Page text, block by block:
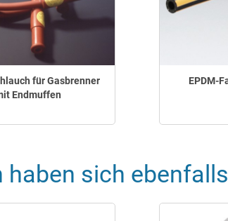
für Gasbrenner
Endmuffen
EPDM-
haben sich